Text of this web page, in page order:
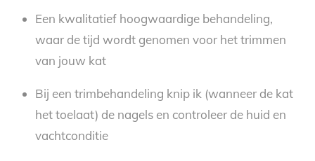
Een kwalitatief hoogwaardige behandeling,
waar de tijd wordt genomen voor het trimmen
van jouw kat
Bij een trimbehandeling knip ik (wanneer de kat
het toelaat) de nagels en controleer de huid en
vachtconditie